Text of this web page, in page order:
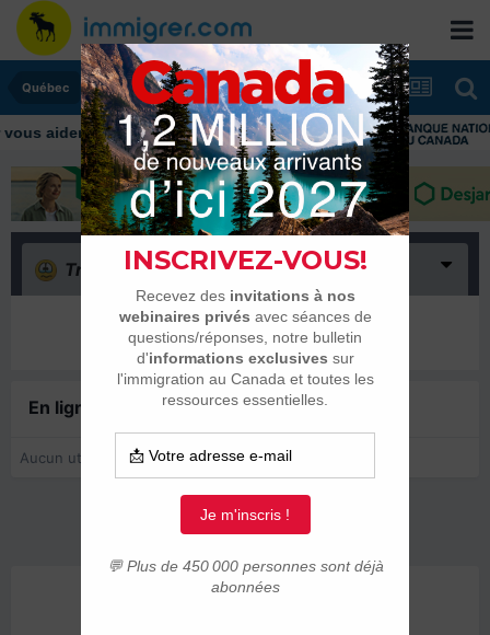
Québec
Triste (0)
Il n’y a encore rien ici
En ligne récemment0 membre est en ligne
Aucun utilisateur enregistré regarde cette page.